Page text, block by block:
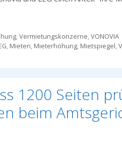
,Vermietungskonzerne,VONOVIA
, Mieten, Mieterhöhung, Mietspiegel,
1200 Seiten
beim